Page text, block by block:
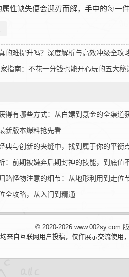
性缺失便会迎刃而解，手中的每一
的难提升吗？深度解析与高效冲级全攻
指南：不花一分钱也能开心玩的五大秘
得有哪些方式：从白嫖到氪金的全渠道
新版本爆料抢先看
典与创新的夹缝中，找到属于你的平衡
：前期被嫌弃后期封神的技能，到底值
路怪物注意的细节：从地形利用到走位
全攻略，从入门到精通
© 2020-2026 www.002sy.com
来自互联网用户投稿，仅作展示交流使